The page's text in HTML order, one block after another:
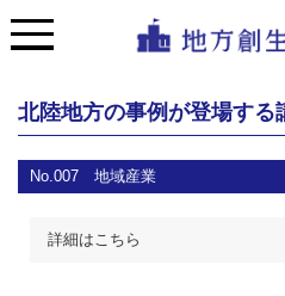
北陸地方の事例が登場する
No.007 地域産業
詳細はこちら